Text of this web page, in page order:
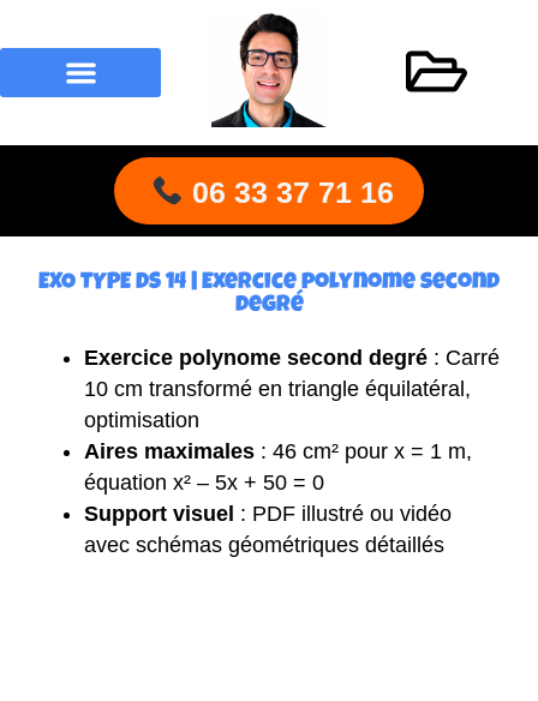
06 33 37 71 16
EXO TYPE DS 14 | Exercice polynome second
degré
Exercice polynome second degré : Carré
10 cm transformé en triangle équilatéral,
optimisation
Aires maximales : 46 cm² pour x = 1 m,
équation x² – 5x + 50 = 0
Support visuel : PDF illustré ou vidéo
avec schémas géométriques détaillés